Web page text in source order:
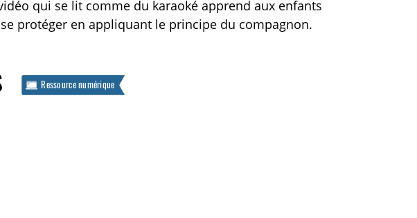
qui se lit comme du karaoké apprend aux enfants
protéger en appliquant le principe du compagnon.
Ressource numérique